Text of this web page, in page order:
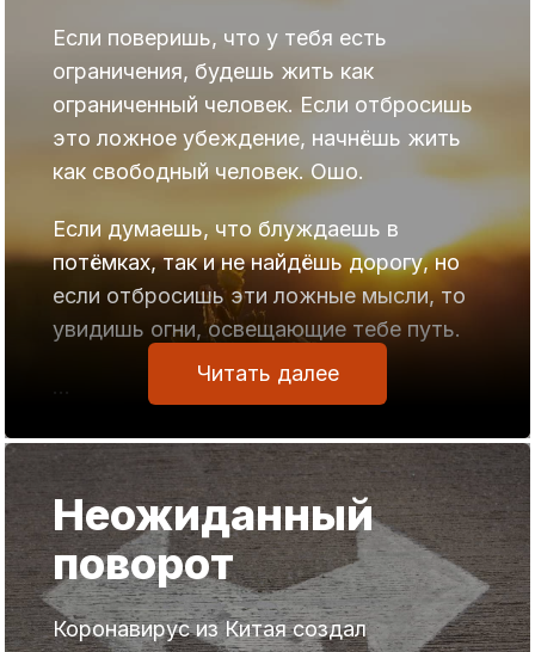
Если поверишь, что у тебя есть
ограничения, будешь жить как
ограниченный человек. Если отбросишь
это ложное убеждение, начнёшь жить
как свободный человек. Ошо.
Если думаешь, что блуждаешь в
потёмках, так и не найдёшь дорогу, но
если отбросишь эти ложные мысли, то
увидишь огни, освещающие тебе путь.
…
Читать далее
Неожиданный
поворот
Коронавирус из Китая создал